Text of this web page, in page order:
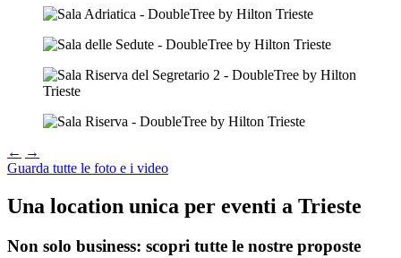
← →
Guarda tutte le foto e i video
Una location unica per eventi a Trieste
Non solo business: scopri tutte le nostre proposte